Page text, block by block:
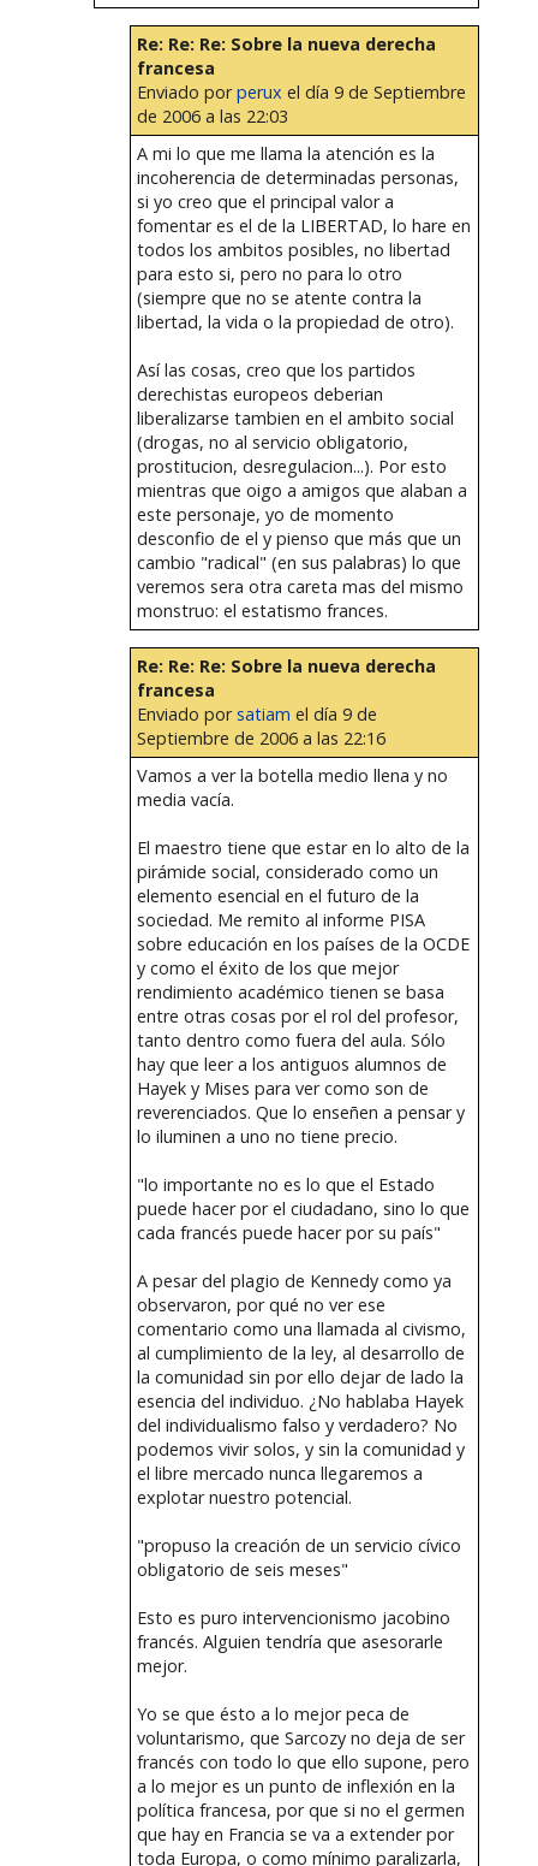
Re: Re: Re: Sobre la nueva derecha
francesa
Enviado porperux el día 9 de Septiembre
de 2006 a las 22:03
A mi lo que me llama la atención es la
incoherencia de determinadas personas,
si yo creo que el principal valor a
fomentar es el de la LIBERTAD, lo hare en
todos los ambitos posibles, no libertad
para esto si, pero no para lo otro
(siempre que no se atente contra la
libertad, la vida o la propiedad de otro).
Así las cosas, creo que los partidos
derechistas europeos deberian
liberalizarse tambien en el ambito social
(drogas, no al servicio obligatorio,
prostitucion, desregulacion...). Por esto
mientras que oigo a amigos que alaban a
este personaje, yo de momento
desconfio de el y pienso que más que un
cambio "radical" (en sus palabras) lo que
veremos sera otra careta mas del mismo
monstruo: el estatismo frances.
Re: Re: Re: Sobre la nueva derecha
francesa
Enviado porsatiam el día 9 de
Septiembre de 2006 a las 22:16
Vamos a ver la botella medio llena y no
media vacía.
El maestro tiene que estar en lo alto de la
pirámide social, considerado como un
elemento esencial en el futuro de la
sociedad. Me remito al informe PISA
sobre educación en los países de la OCDE
y como el éxito de los que mejor
rendimiento académico tienen se basa
entre otras cosas por el rol del profesor,
tanto dentro como fuera del aula. Sólo
hay que leer a los antiguos alumnos de
Hayek y Mises para ver como son de
reverenciados. Que lo enseñen a pensar y
lo iluminen a uno no tiene precio.
"lo importante no es lo que el Estado
puede hacer por el ciudadano, sino lo que
cada francés puede hacer por su país"
A pesar del plagio de Kennedy como ya
observaron, por qué no ver ese
comentario como una llamada al civismo,
al cumplimiento de la ley, al desarrollo de
la comunidad sin por ello dejar de lado la
esencia del individuo. ¿No hablaba Hayek
del individualismo falso y verdadero? No
podemos vivir solos, y sin la comunidad y
el libre mercado nunca llegaremos a
explotar nuestro potencial.
"propuso la creación de un servicio cívico
obligatorio de seis meses"
Esto es puro intervencionismo jacobino
francés. Alguien tendría que asesorarle
mejor.
Yo se que ésto a lo mejor peca de
voluntarismo, que Sarcozy no deja de ser
francés con todo lo que ello supone, pero
a lo mejor es un punto de inflexión en la
política francesa, por que si no el germen
que hay en Francia se va a extender por
toda Europa, o como mínimo paralizarla,